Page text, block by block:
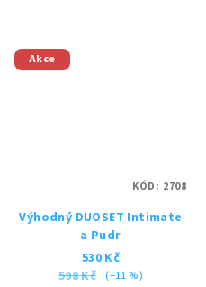
Akce
Výhodný DUOSET Intimate
a Pudr
530 Kč
598 Kč (–11 %)
KÓD: 2708